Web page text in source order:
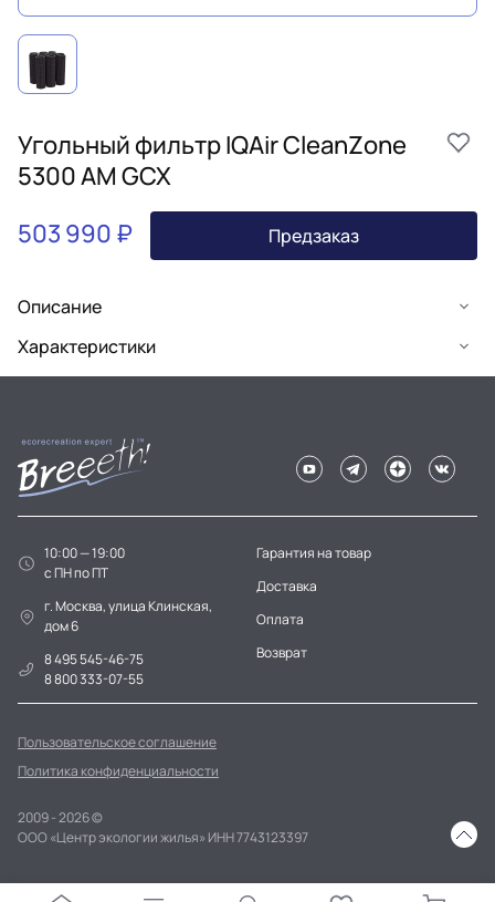
Угольный фильтр IQAir CleanZone
5300 AM GCX
503 990 ₽
Предзаказ
Описание
Характеристики
10:00 — 19:00
c ПН по ПТ
г. Москва, улица Клинская,
дом 6
8 495 545-46-75
8 800 333-07-55
Гарантия на товар
Доставка
Оплата
Возврат
Пользовательское соглашение
Политика конфиденциальности
2009 - 2026 ©
ООО «Центр экологии жилья» ИНН 7743123397